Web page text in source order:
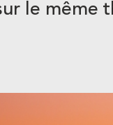
le même